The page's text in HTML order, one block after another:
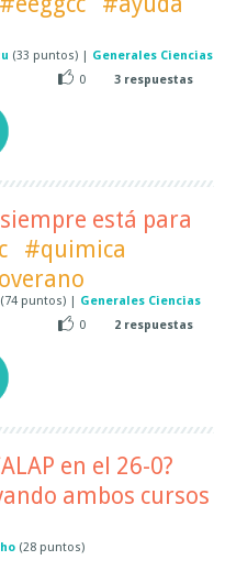
(33 puntos) | Generales Ciencias
0
3 respuestas
está para
#quimica
(74 puntos) | Generales Ciencias
0
2 respuestas
en el 26-0?
ambos cursos
(28 puntos)